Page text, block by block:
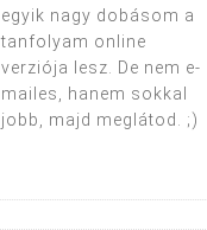
egyik nagy dobásom a
tanfolyam online
verziója lesz. De nem e-
mailes, hanem sokkal
jobb, majd meglátod. ;)